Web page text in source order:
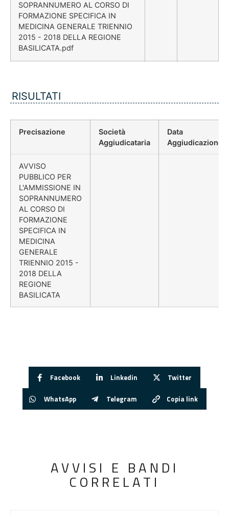
SOPRANNUMERO AL CORSO DI
FORMAZIONE SPECIFICA IN
MEDICINA GENERALE TRIENNIO
2015 - 2018 DELLA REGIONE
BASILICATA.pdf
RISULTATI
Precisazione
Società
Aggiudicataria
Data
Aggiudicazione
AVVISO
PUBBLICO PER
L'AMMISSIONE IN
SOPRANNUMERO
AL CORSO DI
FORMAZIONE
SPECIFICA IN
MEDICINA
GENERALE
TRIENNIO 2015 -
2018 DELLA
REGIONE
BASILICATA
Facebook Linkedin Twitter
WhatsApp Telegram Copia link
AVVISI E BANDI
CORRELATI